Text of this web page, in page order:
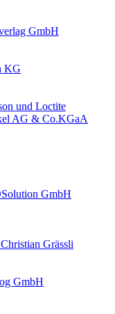
GmbH
KG
und Loctite
AG & Co.KGaA
GmbH
Grässli
GmbH